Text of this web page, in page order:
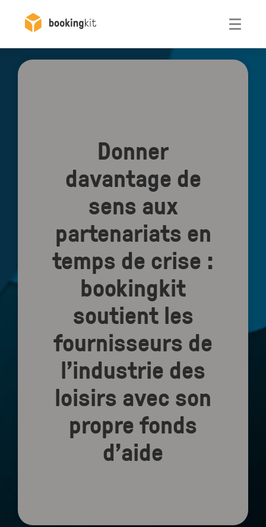
Donner
davantage de
sens aux
partenariats en
temps de crise :
bookingkit
soutient les
fournisseurs de
l’industrie des
loisirs avec son
propre fonds
d’aide